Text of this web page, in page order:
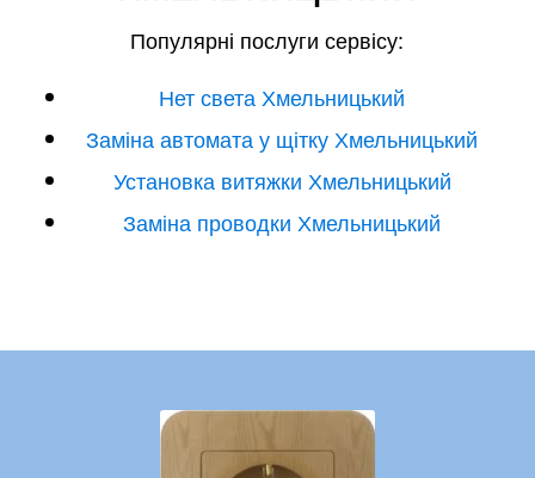
Популярні послуги сервісу:
Нет света Хмельницький
Заміна автомата у щітку Хмельницький
Установка витяжки Хмельницький
Заміна проводки Хмельницький